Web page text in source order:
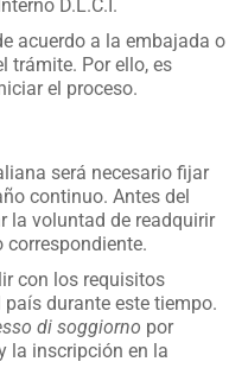
D.L.C.I.
acuerdo a la embajada o
trámite. Por ello, es
el proceso.
será necesario fijar
continuo. Antes del
la voluntad de readquirir
con los requisitos
durante este tiempo.
di soggiorno por
la inscripción en la